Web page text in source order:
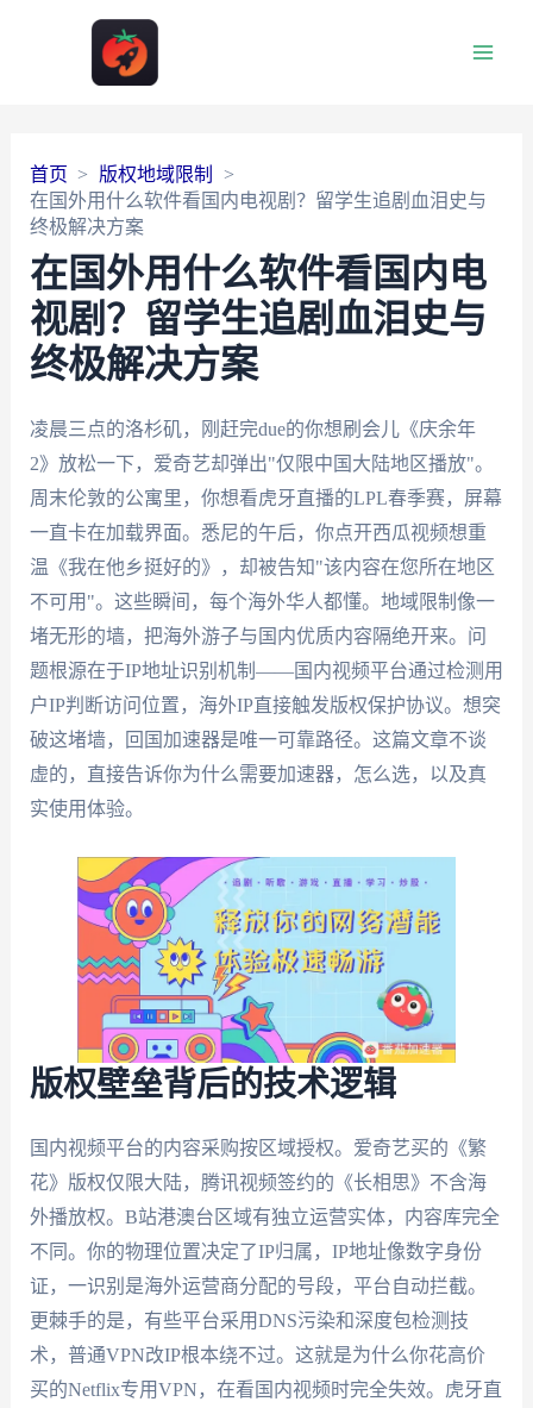
首页
版权地域限制
在国外用什么软件看国内电视剧？留学生追剧血泪史与
终极解决方案
在国外用什么软件看国内电
视剧？留学生追剧血泪史与
终极解决方案
凌晨三点的洛杉矶，刚赶完due的你想刷会儿《庆余年
2》放松一下，爱奇艺却弹出"仅限中国大陆地区播放"。
周末伦敦的公寓里，你想看虎牙直播的LPL春季赛，屏幕
一直卡在加载界面。悉尼的午后，你点开西瓜视频想重
温《我在他乡挺好的》，却被告知"该内容在您所在地区
不可用"。这些瞬间，每个海外华人都懂。地域限制像一
堵无形的墙，把海外游子与国内优质内容隔绝开来。问
题根源在于IP地址识别机制——国内视频平台通过检测用
户IP判断访问位置，海外IP直接触发版权保护协议。想突
破这堵墙，回国加速器是唯一可靠路径。这篇文章不谈
虚的，直接告诉你为什么需要加速器，怎么选，以及真
实使用体验。
版权壁垒背后的技术逻辑
国内视频平台的内容采购按区域授权。爱奇艺买的《繁
花》版权仅限大陆，腾讯视频签约的《长相思》不含海
外播放权。B站港澳台区域有独立运营实体，内容库完全
不同。你的物理位置决定了IP归属，IP地址像数字身份
证，一识别是海外运营商分配的号段，平台自动拦截。
更棘手的是，有些平台采用DNS污染和深度包检测技
术，普通VPN改IP根本绕不过。这就是为什么你花高价
买的Netflix专用VPN，在看国内视频时完全失效。虎牙直